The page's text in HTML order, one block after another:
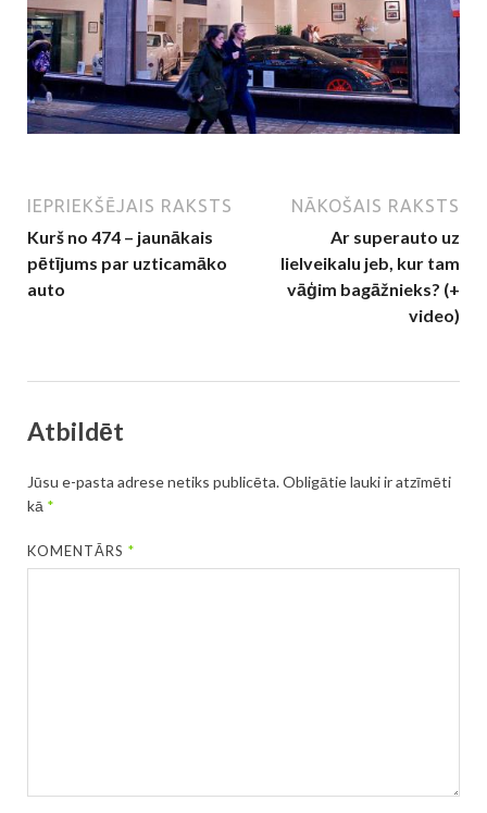
IEPRIEKŠĒJAIS RAKSTS
Kurš no 474 – jaunākais
pētījums par uzticamāko
auto
NĀKOŠAIS RAKSTS
Ar superauto uz
lielveikalu jeb, kur tam
vāģim bagāžnieks? (+
video)
Atbildēt
Jūsu e-pasta adrese netiks publicēta.Obligātie lauki ir atzīmēti
kā *
KOMENTĀRS*